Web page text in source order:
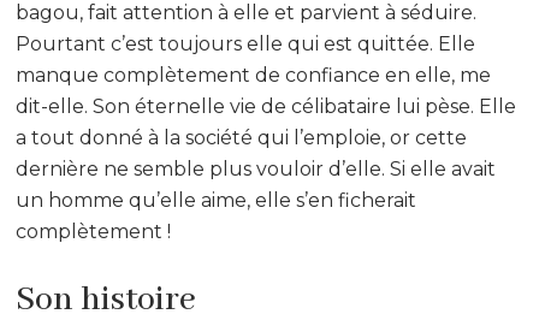
bagou, fait attention à elle et parvient à séduire.
Pourtant c’est toujours elle qui est quittée. Elle
manque complètement de confiance en elle, me
dit-elle. Son éternelle vie de célibataire lui pèse. Elle
a tout donné à la société qui l’emploie, or cette
dernière ne semble plus vouloir d’elle. Si elle avait
un homme qu’elle aime, elle s’en ficherait
complètement !
Son histoire